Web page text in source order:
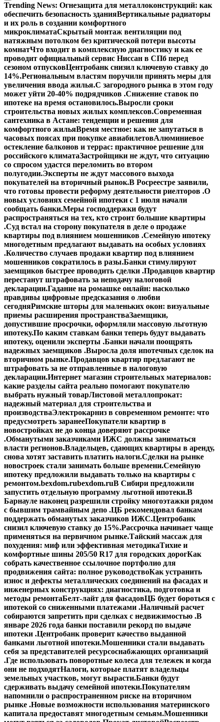
Trending News: Огнезащита для металлоконструкций: как
обеспечить безопасность зданияВертикальные радиаторы
и их роль в создании комфортного
микроклиматаСкрытый монтаж вентиляции под
натяжным потолком без критической потери высоты
комнатЧто входит в комплексную диагностику и как ее
проводит официальный сервис Ниссан в СПб перед
сезоном отпусковЦентробанк снизил ключевую ставку до
14%.Региональным властям поручили принять меры для
увеличения ввода жилья.С загородного рынка в этом году
может уйти 20-40% подрядчиков .Снижение ставок по
ипотеке на время остановилось.Выросли сроки
строительства новых жилых комплексов.Современная
сантехника в Астане: тенденции и решения для
комфортного жильяВремя местное: как не запутаться в
часовых поясах при покупке авиабилетовАлюминиевое
остекление балконов и террас: практичное решение для
российского климатаЗастройщики не ждут, что ситуацию
со спросом удастся переломить во втором
полугодии.Эксперты не ждут массового выхода
покупателей на вторичный рынок.В Росреестре заявили,
что готовы провести реформу деятельности риелторов .О
новых условиях семейной ипотеки с 1 июля начали
сообщать банки.Меры господдержки будут
распространяться на тех, кто строит большие квартиры
.Суд встал на сторону покупателя в деле о продаже
квартиры под влиянием мошенников .Семейную ипотеку
многодетным предлагают выдавать на особых условиях
.Количество случаев продажи квартир под влиянием
мошенников сократилось в разы.Банки стимулируют
заемщиков быстрее проводить сделки .Продавцов квартир
перестанут штрафовать за неподачу налоговой
декларации.Гадание на ромашке онлайн: насколько
правдивы цифровые предсказания о любви
сегодняРимские шторы для маленьких окон: визуальные
приемы расширения пространстваЗаемщики,
допустившие просрочки, оформляли массовую льготную
ипотеку.По каким ставкам банки теперь будут выдавать
ипотеку, оценили эксперты .Банки начали поощрять
надежных заемщиков .Выросла доля ипотечных сделок на
вторичном рынке.Продавцов квартир предлагают не
штрафовать за не отправленные в налоговую
декларации.Интернет магазин строительных материалов:
какие разделы сайта реально помогают покупателю
выбрать нужный товарЛистовой металлопрокат:
надежный материал для строительства и
производстваЭлектрокарниз в современном ремонте: что
предусмотреть заранееПокупатели квартир в
новостройках не до конца доверяют рассрочке
.Обманутыми заказчиками ИЖС должны заниматься
власти регионов.Владельцев, сдающих квартиры в аренду,
снова хотят заставить платить налоги.Сделки на рынке
новостроек стали занимать больше времени.Семейную
ипотеку предложили выдавать только на квартиры с
ремонтом.bexdom.rubexdom.ruВ Сибири предложили
запустить отдельную программу льготной ипотеки.В
Барнауле наконец разрешили стройку многоэтажки рядом
с бывшим трамвайным депо .ЦБ рекомендовал банкам
поддержать обманутых заказчиков ИЖС.Центробанк
снизил ключевую ставку до 15%.Рассрочка начинает чаще
применяться на первичном рынке.Тайский массаж для
похудения: миф или эффективная методикаТихие и
комфортные шины 205/50 R17 для городских дорогКак
собрать качественное ссылочное портфолио для
продвижения сайта: полное руководствоКак устранить
износ и дефекты металлических соединений на фасадах и
инженерных конструкциях: диагностика, подготовка и
методы ремонтаБелт-лайт для фасадовЦБ будет бороться с
ипотекой со сниженными платежами .Наличный расчет
собираются запретить при сделках с недвижимостью .В
январе 2026 года банки поставили рекорд по выдаче
ипотеки .Центробанк проверит качество выданной
банками льготной ипотеки.Мошенники стали выдавать
себя за представителей ресурсоснабжающих организаций
.Где использовать поворотные колеса для тележек и когда
они не подходятНалоги, которые платят владельцы
земельных участков, могут вырасти.Банки будут
сдерживать выдачу семейной ипотеки.Покупателям
напомнили о распространенном риске на вторичном
рынке .Новые возможности использования материнского
капитала предоставят многодетным семьям.Мошенники